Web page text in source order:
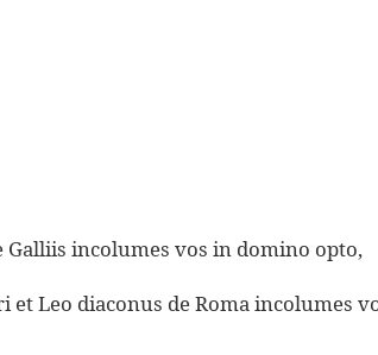
incolumes vos in domino opto,
Leo diaconus de Roma incolumes